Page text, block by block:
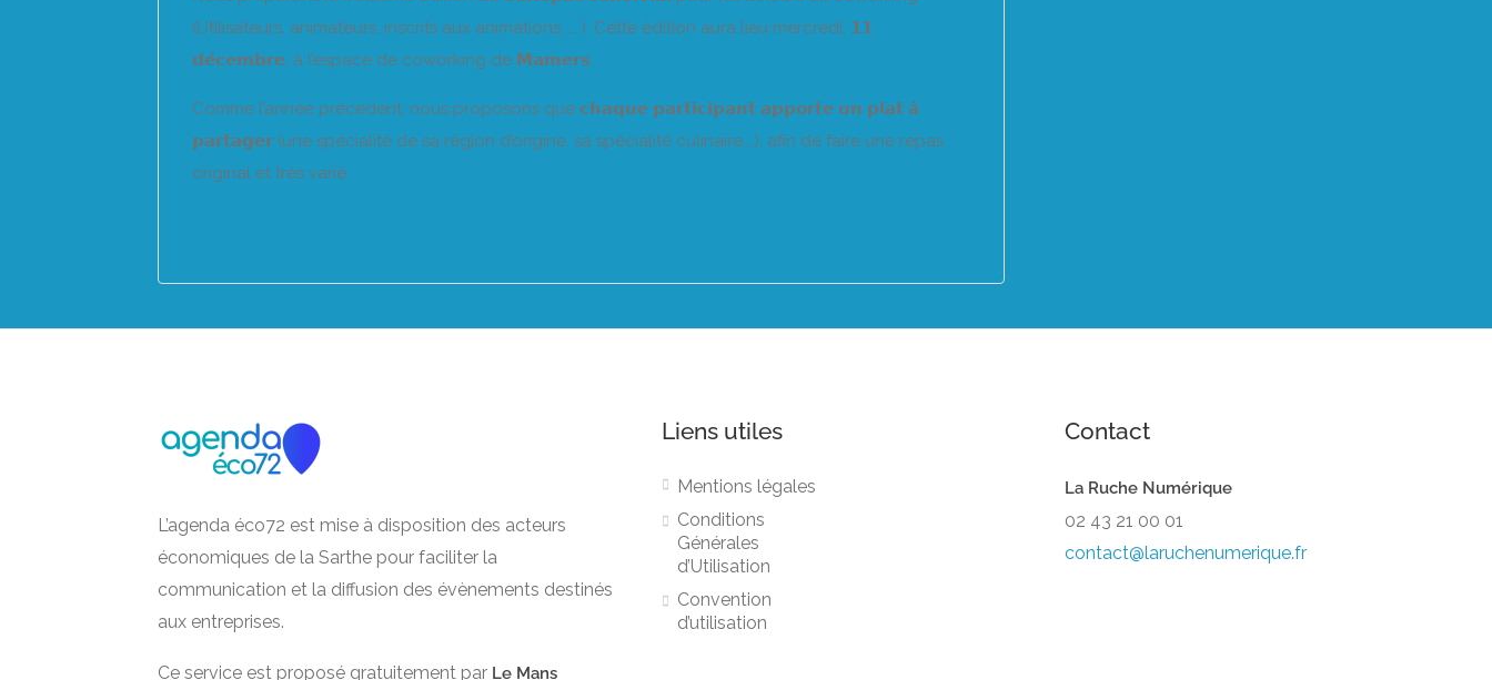
(Utilisateurs, animateurs, inscrits aux animations, … ). Cette édition aura lieu mercredi, 𝟭𝟭
𝗱𝗲́𝗰𝗲𝗺𝗯𝗿𝗲, à l’espace de coworking de 𝗠𝗮𝗺𝗲𝗿𝘀.
Comme l’année précèdent, nous proposons que 𝗰𝗵𝗮𝗾𝘂𝗲 𝗽𝗮𝗿𝘁𝗶𝗰𝗶𝗽𝗮𝗻𝘁 𝗮𝗽𝗽𝗼𝗿𝘁𝗲 𝘂𝗻 𝗽𝗹𝗮𝘁 𝗮̀
𝗽𝗮𝗿𝘁𝗮𝗴𝗲𝗿 (une spécialité de sa région d’origine, sa spécialité culinaire….), afin de faire une repas
original et très varié.
L’agenda éco72 est mise à disposition des acteurs
économiques de la Sarthe pour faciliter la
communication et la diffusion des évènements destinés
aux entreprises.
Ce service est proposé gratuitement par Le Mans
Liens utiles
Mentions légales
Conditions
Générales
d’Utilisation
Convention
d’utilisation
Contact
La Ruche Numérique
02 43 21 00 01
contact@laruchenumerique.fr